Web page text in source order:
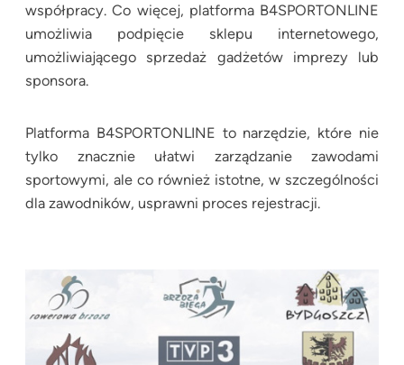
współpracy. Co więcej, platforma B4SPORTONLINE
umożliwia podpięcie sklepu internetowego,
umożliwiającego sprzedaż gadżetów imprezy lub
sponsora.
Platforma B4SPORTONLINE to narzędzie, które nie
tylko znacznie ułatwi zarządzanie zawodami
sportowymi, ale co również istotne, w szczególności
dla zawodników, usprawni proces rejestracji.